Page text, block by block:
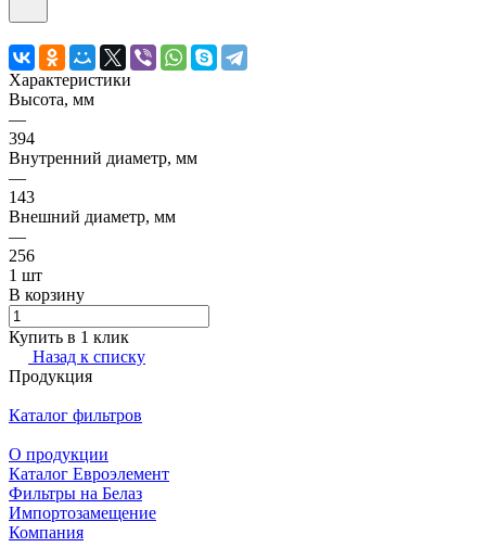
Характеристики
Высота, мм
—
394
Внутренний диаметр, мм
—
143
Внешний диаметр, мм
—
256
1 шт
В корзину
Купить в 1 клик
Назад к списку
Продукция
Каталог фильтров
О продукции
Каталог Евроэлемент
Фильтры на Белаз
Импортозамещение
Компания